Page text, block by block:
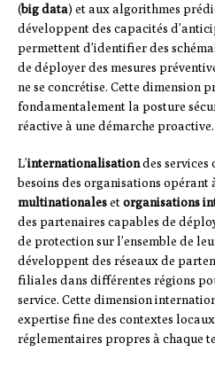
(big data) et aux algorithmes
développent des capacités
permettent d’identifier des
de déployer des mesures
ne se concrétise. Cette dimension
fondamentalement la posture
réactive à une démarche proactive.
L’internationalisationdes services
besoins des organisations opérant
multinationalesetorganisations
des partenaires capables de
de protection sur l’ensemble de
développent des réseaux de
filiales dans différentes régions
service. Cette dimension
expertise fine des contextes
réglementaires propres à chaque